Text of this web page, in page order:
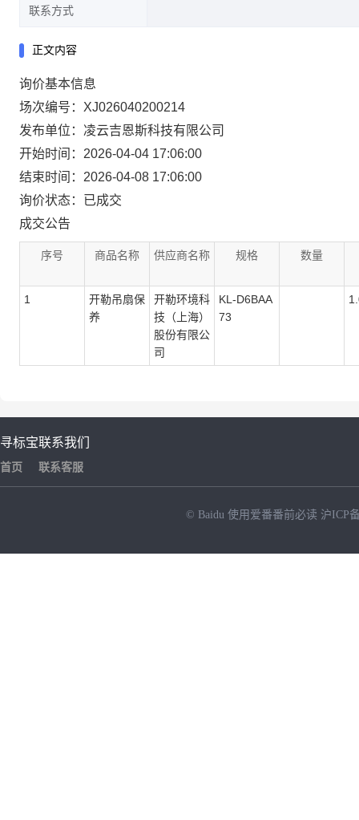
联系方式
正文内容
询价基本信息
场次编号：XJ026040200214
发布单位：凌云吉恩斯科技有限公司
开始时间：2026-04-04 17:06:00
结束时间：2026-04-08 17:06:00
询价状态：已成交
成交公告
序号 商品名称 供应商名称 规格 数量
1
开勒吊扇保
养
开勒环境科
技（上海）
股份有限公
司
KL-D6BAA
73
寻标宝
首页
联系我们
联系客服
© Baidu 使用爱番番前必读 沪ICP